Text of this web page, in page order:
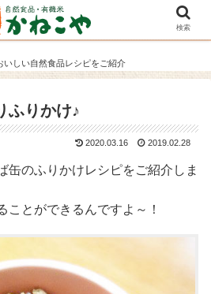
いしい自然食品レシピをご紹介
ふりかけ♪
2020.03.16 2019.02.28
缶のふりかけレシピをご紹介しま
ことができるんですよ～！
検索